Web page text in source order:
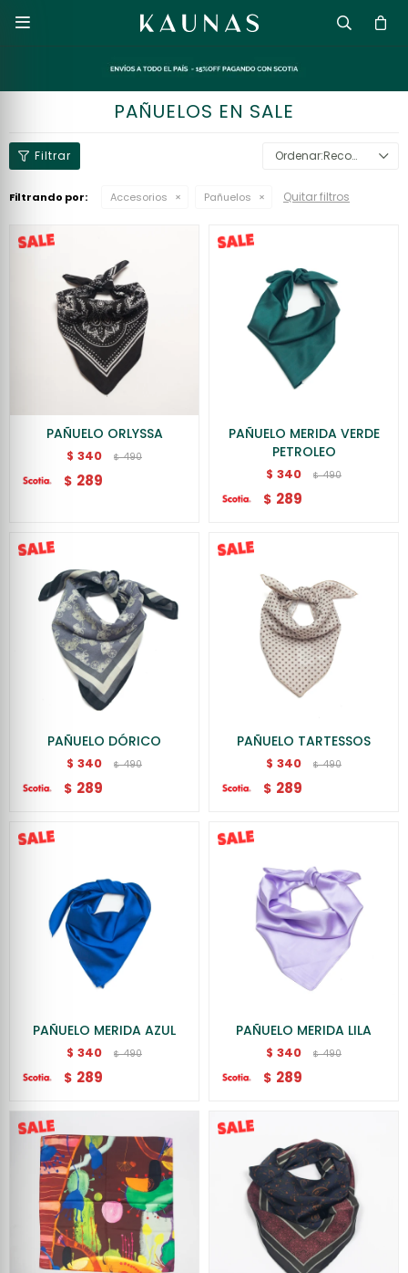

PAÑUELOS EN SALE
Recomendados
Filtrando por: Accesorios Pañuelos Quitar filtros
PAÑUELO ORLYSSA
$ 340 $ 490
$ 289
PAÑUELO MERIDA VERDE
PETROLEO
$ 340 $ 490
$ 289
PAÑUELO DÓRICO
$ 340 $ 490
$ 289
PAÑUELO TARTESSOS
$ 340 $ 490
$ 289
PAÑUELO MERIDA AZUL
$ 340 $ 490
$ 289
PAÑUELO MERIDA LILA
$ 340 $ 490
$ 289